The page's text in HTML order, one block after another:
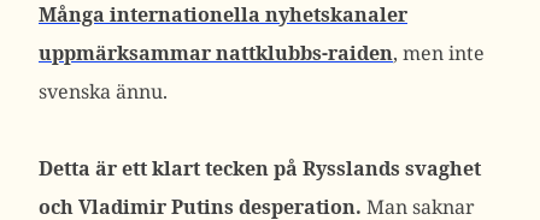
Många internationella nyhetskanaler
uppmärksammar nattklubbs-raiden, men inte
svenska ännu.
Detta är ett klart tecken på Rysslands svaghet
och Vladimir Putins desperation. Man saknar